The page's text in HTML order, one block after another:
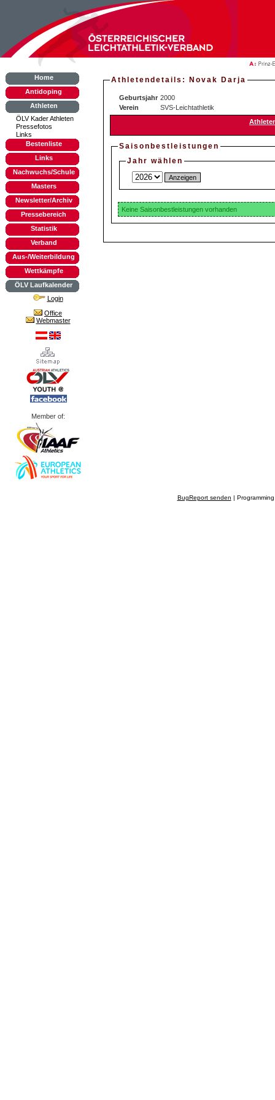
Home
Antidoping
Athleten
ÖLV Kader Athleten
Pressefotos
Links
Bestenliste
Links
Nachwuchs/Schule
Masters
Newsletter/Archiv
Pressebereich
Statistik
Verband
Aus-/Weiterbildung
Wettkämpfe
ÖLV Laufkalender
Login
Office
Webmaster
Member of:
Athletendetails: Novak Darja
Geburtsjahr 2000
Verein
SVS-Leichtathletik
Saisonbestleistungen
Jahr wählen
Keine Saisonbestleistungen vorhanden
BugReport senden |